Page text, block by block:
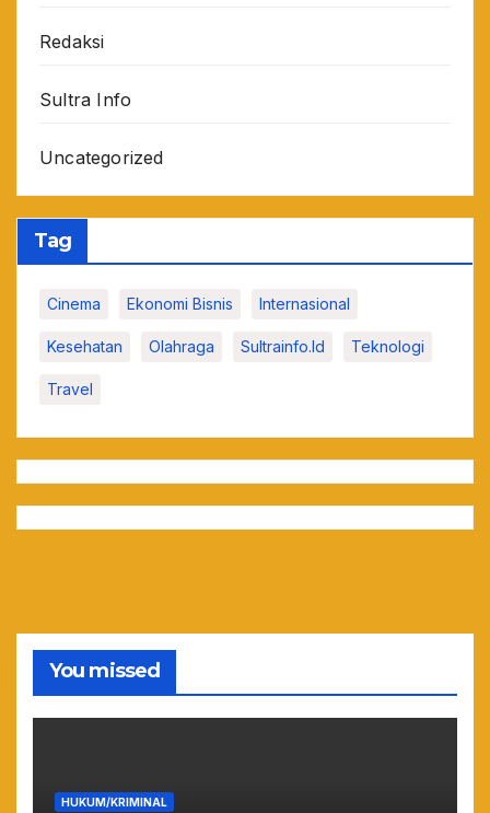
Redaksi
Sultra Info
Uncategorized
Tag
Cinema Ekonomi Bisnis Internasional
Kesehatan Olahraga Sultrainfo.id Teknologi
Travel
You missed
HUKUM/KRIMINAL